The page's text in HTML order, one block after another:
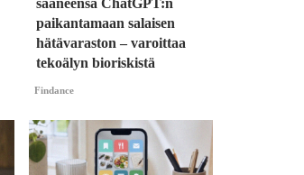
saaneensa ChatGPT:n
paikantamaan salaisen
hätävaraston – varoittaa
tekoälyn bioriskistä
Findance